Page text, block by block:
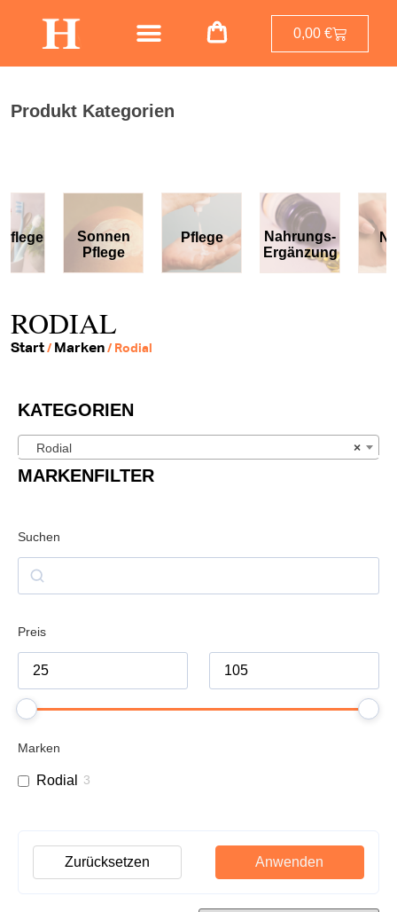
0,00€
Produkt Kategorien
Sonnen
Pflege
Pflege
Nahrungs-
Ergänzung
Nägel
RODIAL
Start/ Marken/ Rodial
KATEGORIEN
×
Rodial
MARKENFILTER
Suchen
Preis
Marken
Rodial 3
Anwenden
Zurücksetzen